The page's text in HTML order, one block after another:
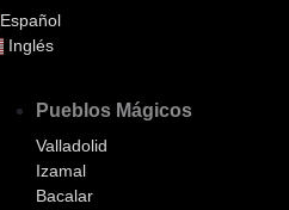
Español
Inglés
Pueblos Mágicos
Valladolid
Izamal
Bacalar